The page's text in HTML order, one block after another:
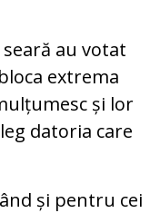
au votat
extrema
și lor
datoria care
și pentru cei